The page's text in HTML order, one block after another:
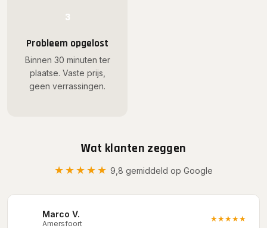
3
Probleem opgelost
Binnen 30 minuten ter
plaatse. Vaste prijs,
geen verrassingen.
Wat klanten zeggen
★★★★★ 9,8 gemiddeld op Google
Marco V.
Amersfoort
★★★★★